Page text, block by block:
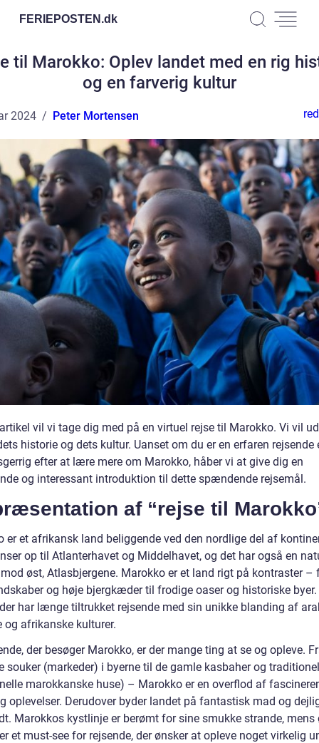
FERIEPOSTEN.dk
til Marokko: Oplev landet med en rig
og en farverig kultur
2024 Peter Mortensen
vil vi tage dig med på en virtuel rejse til Marokko. Vi vil
historie og dets kultur. Uanset om du er en erfaren rejsende
efter at lære mere om Marokko, håber vi at give dig en
og interessant introduktion til dette spændende rejsemål.
af “rejse til
er et afrikansk land beliggende ved den nordlige del af
op til Atlanterhavet og Middelhavet, og det har også en
øst, Atlasbjergene. Marokko er et land rigt på kontraster –
og høje bjergkæder til frodige oaser og historiske byer.
har længe tiltrukket rejsende med sin unikke blanding af
og afrikanske kulturer.
der besøger Marokko, er der mange ting at se og opleve.
souker (markeder) i byerne til de gamle kasbaher og
marokkanske huse) – Marokko er en overflod af
oplevelser. Derudover byder landet på fantastisk mad og
Marokkos kystlinje er berømt for sine smukke strande, mens
et must-see for rejsende, der ønsker at opleve noget virkelig